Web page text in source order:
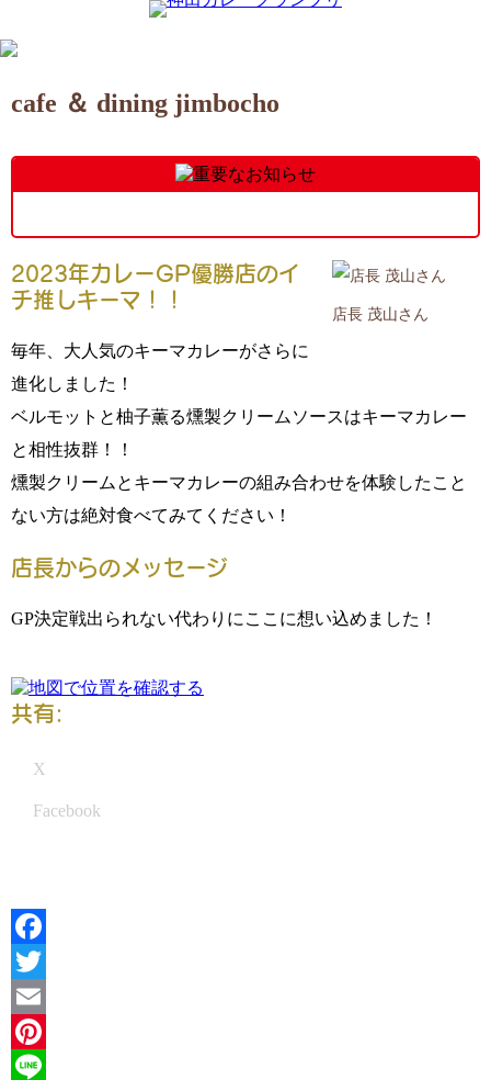
cafe ＆ dining jimbocho
店長 茂山さん
2023年カレーGP優勝店のイ
チ推しキーマ！！
毎年、大人気のキーマカレーがさらに
進化しました！
ベルモットと柚子薫る燻製クリームソースはキーマカレー
と相性抜群！！
燻製クリームとキーマカレーの組み合わせを体験したこと
ない方は絶対食べてみてください！
店長からのメッセージ
GP決定戦出られない代わりにここに想い込めました！
共有:
X
Facebook
Facebook
Twitter
Email
Pinterest